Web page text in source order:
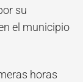
su
el municipio
horas